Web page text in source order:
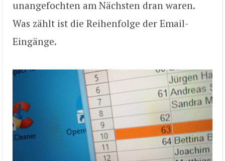
unangefochten am Nächsten dran waren.
Was zählt ist die Reihenfolge der Email-
Eingänge.